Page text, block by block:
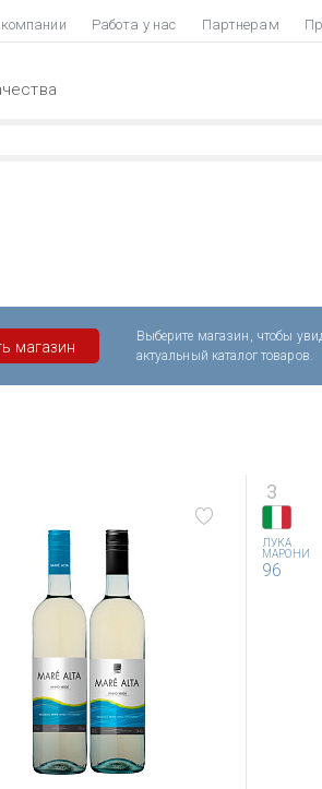
Работа у нас Партнерам
магазин
Выберите магазин, чтобы
актуальный каталог товаров.
ЛУКА
МАРОНИ
96
3